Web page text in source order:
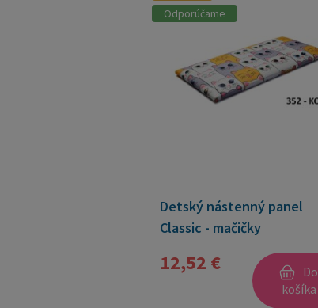
Odporúčame
Detský nástenný panel
Classic - mačičky
12,52 €
Do
košíka